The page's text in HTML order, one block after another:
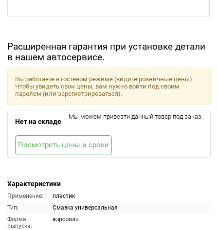
Расширенная гарантия при установке детали
в нашем автосервисе.
Характеристики
Применение:
пластик
Тип:
Смазка универсальная
Форма
выпуска:
аэрозоль
Вы работаете в гостевом режиме (видите розничные цены).
Чтобы увидеть свои цены, вам нужно войти под своим
паролем (или зарегистрироваться).
Нет на складе
Мы можем привезти данный товар под заказ.
Посмотреть цены и сроки